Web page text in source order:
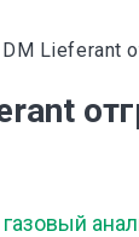
Lieferant